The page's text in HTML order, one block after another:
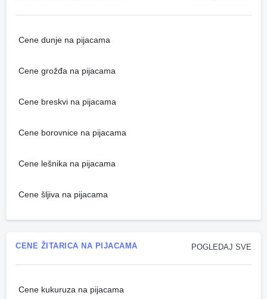
Cene dunje na pijacama
Cene grožđa na pijacama
Cene breskvi na pijacama
Cene borovnice na pijacama
Cene lešnika na pijacama
Cene šljiva na pijacama
POGLEDAJ SVE
CENE ŽITARICA NA PIJACAMA
Cene kukuruza na pijacama